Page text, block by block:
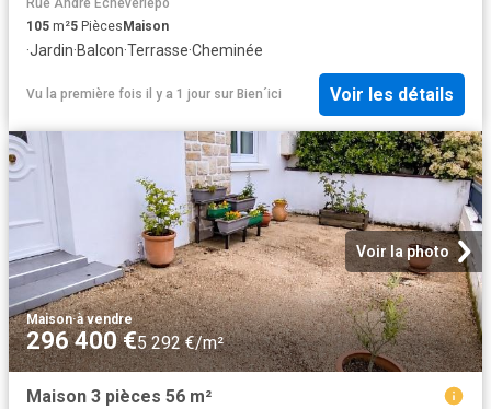
105 m²5 PiècesMaison
·Jardin·Balcon·Terrasse·Cheminée
Vu la première fois il y a 1 jour sur Bien´ici Voir les détails
Voir la photo
Maison·à vendre
296 400 €5 292 €/m²
Maison 3 pièces 56 m²